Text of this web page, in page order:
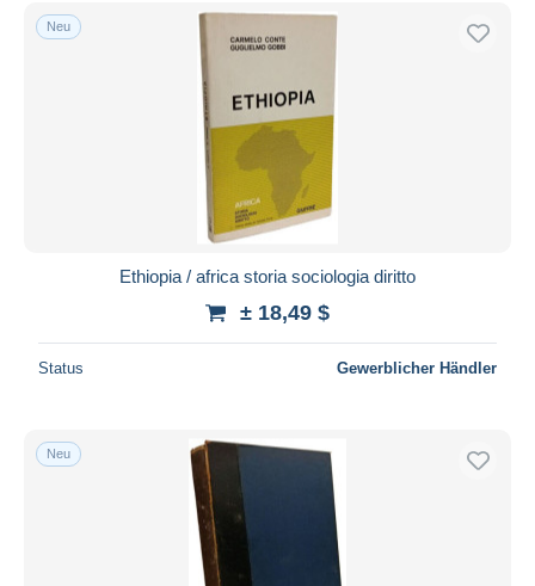
Kostenloser Versand
Zahlungsmethoden
Banküberweisung
Mastercard
Bancontact
Wohnsitz des Verkäufers
Übernehmen
Neu
Ethiopia / africa storia sociologia diritto
± 18,49 $
Status Gewerblicher Händler
Neu